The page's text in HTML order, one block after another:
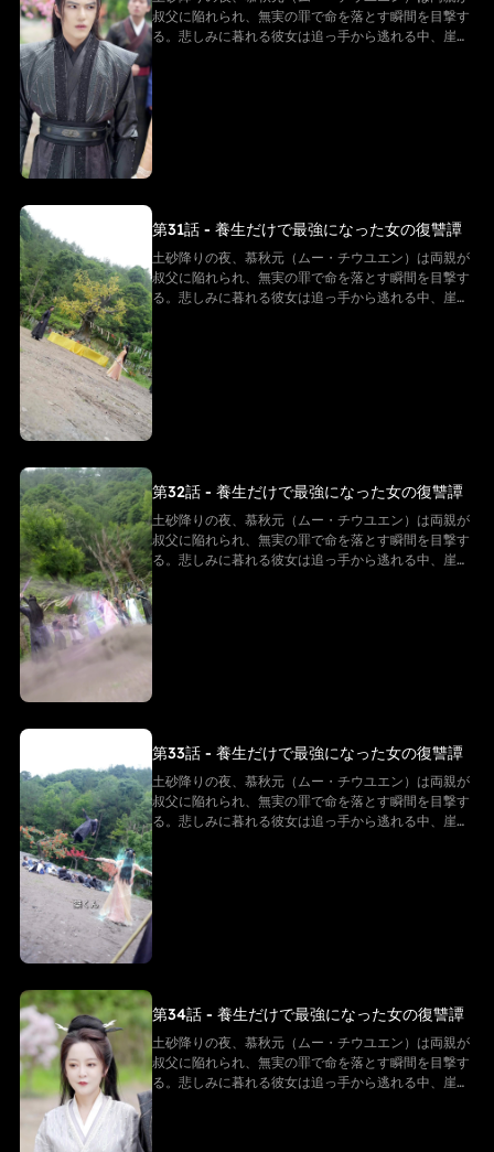
叔父に陥れられ、無実の罪で命を落とす瞬間を目撃す
る。悲しみに暮れる彼女は追っ手から逃れる中、崖か
る隠遁の仙に救われる。復讐を誓う慕秋元は修行を懇
願するが、白尊者が授けたのは「ただの養生法」。
──そう思われていた。 その“養生功”こそ、実は仙界
第31話 - 養生だけで最強になった女の復讐譚
土砂降りの夜、慕秋元（ムー・チウユエン）は両親が
叔父に陥れられ、無実の罪で命を落とす瞬間を目撃す
る。悲しみに暮れる彼女は追っ手から逃れる中、崖か
ら転落してしまう。だが、彼女は「白尊者」と呼ばれ
る隠遁の仙に救われる。復讐を誓う慕秋元は修行を懇
願するが、白尊者が授けたのは「ただの養生法」。
──そう思われていた。 その“養生功”こそ、実は仙界
最上級の秘法。そして慕秋元の身体は、万年に一度の
「先天仙体」だった。
第32話 - 養生だけで最強になった女の復讐譚
土砂降りの夜、慕秋元（ムー・チウユエン）は両親が
叔父に陥れられ、無実の罪で命を落とす瞬間を目撃す
る。悲しみに暮れる彼女は追っ手から逃れる中、崖か
ら転落してしまう。だが、彼女は「白尊者」と呼ばれ
る隠遁の仙に救われる。復讐を誓う慕秋元は修行を懇
願するが、白尊者が授けたのは「ただの養生法」。
最上級の秘法。そして慕秋元の身体は、万年に一度の
第33話 - 養生だけで最強になった女の復讐譚
土砂降りの夜、慕秋元（ムー・チウユエン）は両親が
叔父に陥れられ、無実の罪で命を落とす瞬間を目撃す
る。悲しみに暮れる彼女は追っ手から逃れる中、崖か
ら転落してしまう。だが、彼女は「白尊者」と呼ばれ
る隠遁の仙に救われる。復讐を誓う慕秋元は修行を懇
願するが、白尊者が授けたのは「ただの養生法」。
──そう思われていた。 その“養生功”こそ、実は仙界
最上級の秘法。そして慕秋元の身体は、万年に一度の
第34話 - 養生だけで最強になった女の復讐譚
土砂降りの夜、慕秋元（ムー・チウユエン）は両親が
叔父に陥れられ、無実の罪で命を落とす瞬間を目撃す
る。悲しみに暮れる彼女は追っ手から逃れる中、崖か
ら転落してしまう。だが、彼女は「白尊者」と呼ばれ
る隠遁の仙に救われる。復讐を誓う慕秋元は修行を懇
願するが、白尊者が授けたのは「ただの養生法」。